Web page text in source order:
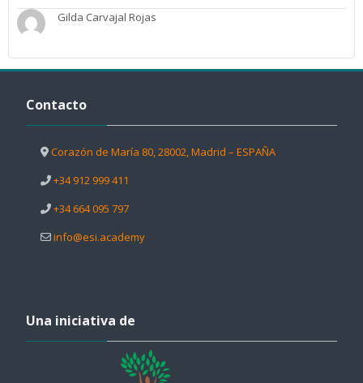
Gilda Carvajal Rojas
Contacto
Corazón de María 80, 28002, Madrid – ESPAÑA
+34 912 999 411
+34 664 095 797
info@esi.academy
Una iniciativa de